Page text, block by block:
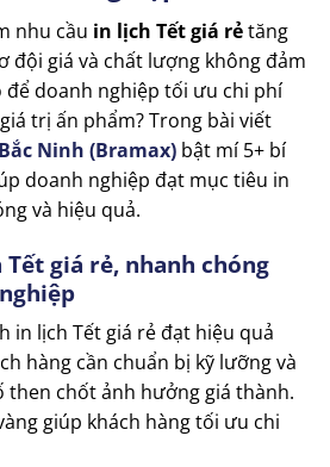
nhu cầu in lịch Tết giá rẻtăng
đội giá và chất lượng không đảm
để doanh nghiệp tối ưu chi phí
trị ấn phẩm? Trong bài viết
Ninh (Bramax) bật mí 5+ bí
doanh nghiệp đạt mục tiêu in
và hiệu quả.
giá rẻ, nhanh chóng
in lịch Tết giá rẻ đạt hiệu quả
hàng cần chuẩn bị kỹ lưỡng và
then chốt ảnh hưởng giá thành.
giúp khách hàng tối ưu chi